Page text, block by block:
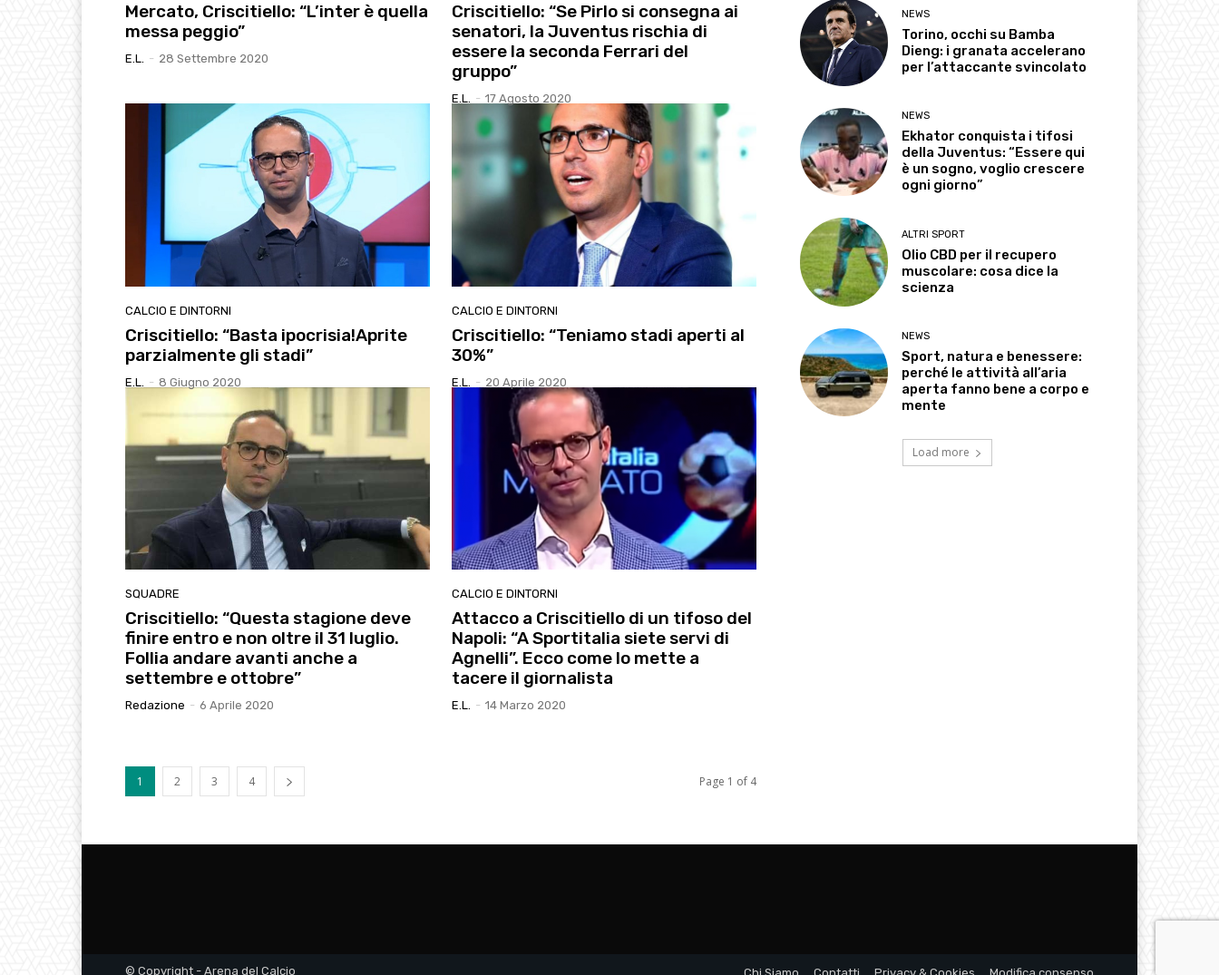
Mercato, Criscitiello: “L’inter è quella
messa peggio”
E.l. - 28 Settembre 2020
Criscitiello: “Se Pirlo si consegna ai
senatori, la Juventus rischia di
essere la seconda Ferrari del
gruppo”
E.l. - 17 Agosto 2020
CALCIO E DINTORNI
Criscitiello: “Basta ipocrisia!Aprite
parzialmente gli stadi”
E.l. - 8 Giugno 2020
CALCIO E DINTORNI
Criscitiello: “Teniamo stadi aperti al
30%”
E.l. - 20 Aprile 2020
SQUADRE
Criscitiello: “Questa stagione deve
finire entro e non oltre il 31 luglio.
Follia andare avanti anche a
settembre e ottobre”
Redazione - 6 Aprile 2020
CALCIO E DINTORNI
Attacco a Criscitiello di un tifoso del
Napoli: “A Sportitalia siete servi di
Agnelli”. Ecco come lo mette a
tacere il giornalista
E.l. - 14 Marzo 2020
1 2 3 4 Page 1 of 4
NEWS
Torino, occhi su Bamba
Dieng: i granata accelerano
per l’attaccante svincolato
NEWS
Ekhator conquista i tifosi
della Juventus: “Essere qui
è un sogno, voglio crescere
ogni giorno”
ALTRI SPORT
Olio CBD per il recupero
muscolare: cosa dice la
scienza
NEWS
Sport, natura e benessere:
perché le attività all’aria
aperta fanno bene a corpo e
mente
Load more
© Copyright - Arena del Calcio